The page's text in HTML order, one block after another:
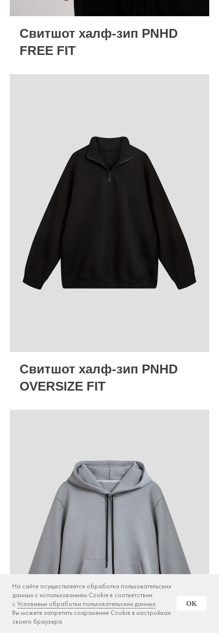
На сайте осуществляется обработка пользовательских
данных с использованием Cookie в соответствии
с Условиями обработки пользовательских данных.
Вы можете запретить сохранение Cookie в настройках
своего браузера
OK
Cвитшот халф-зип PNHD
FREE FIT
Cвитшот халф-зип PNHD
OVERSIZE FIT